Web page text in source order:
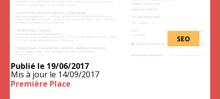
SEO
Publié le 19/06/2017
Mis à jour le 14/09/2017
Première Place